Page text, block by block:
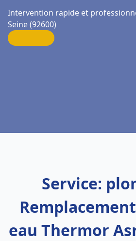
Intervention rapide et
Seine (92600)
Service:
eau Thermor